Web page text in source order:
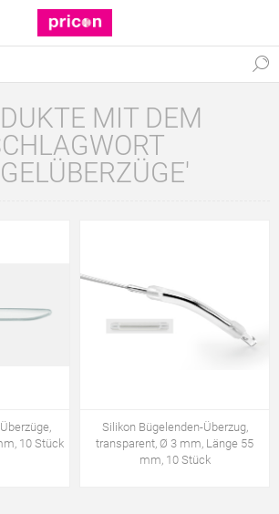
MIT DEM
10 Stück
Silikon Bügelenden-Überzug,
transparent, Ø 3 mm, Länge 55
mm, 10 Stück